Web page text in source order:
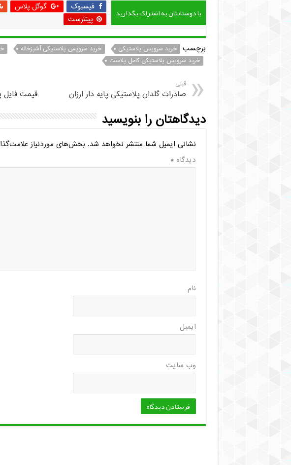
با دوستانتان به اشتراک بگذارید فیسبوک گوگل پلاس
پینترست
برچسب خرید سرویس پلاستیکی خرید سرویس پلاستیکی آشپزخانه
خرید سرویس پلاستیکی کامل پلاست
قبلی
صادرات گلدان پلاستیکی پایه دار ارزان قیمت فایل
دیدگاهتان را بنویسید
نشانی ایمیل شما منتشر نخواهد شد. بخش‌های موردنیاز
دیدگاه*
نام
ایمیل
وب‌ سایت